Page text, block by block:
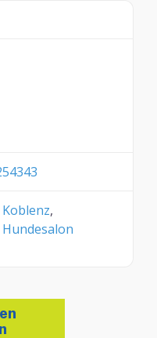
,
Hundesalon